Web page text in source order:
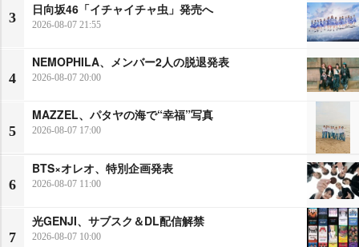
3
日向坂46「イチャイチャ虫」発売へ
2026-08-07 21:55
4
NEMOPHILA、メンバー2人の脱退発表
2026-08-07 20:00
5
MAZZEL、パタヤの海で“幸福”写真
2026-08-07 17:00
6
BTS×オレオ、特別企画発表
2026-08-07 11:00
7
光GENJI、サブスク＆DL配信解禁
2026-08-07 10:00